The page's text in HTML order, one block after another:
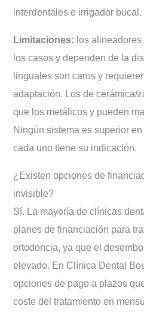
interdentales e irrigador bucal.
Limitaciones: los
los casos y dependen de la
linguales son caros y
adaptación. Los de cerámica/
que los metálicos y pueden
Ningún sistema es superior
cada uno tiene su indicación.
¿Existen opciones de
invisible?
Sí. La mayoría de clínicas
planes de financiación para
ortodoncia, ya que el
elevado. En Clínica Dental
opciones de pago a plazos
coste del tratamiento en